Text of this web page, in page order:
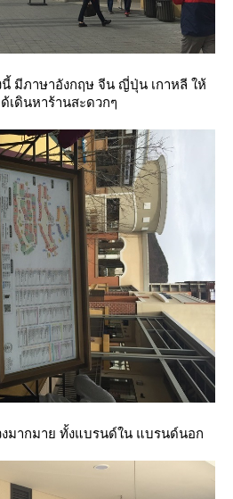
มีภาษาอังกฤษ จีน ญี่ปุ่น เกาหลี ให้
ด้เดินหาร้านสะดวกๆ
มากมาย ทั้งแบรนด์ใน แบรนด์นอก